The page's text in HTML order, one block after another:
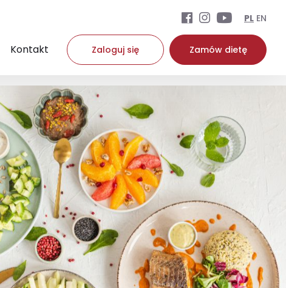
PL EN
Kontakt Zaloguj się Zamów dietę